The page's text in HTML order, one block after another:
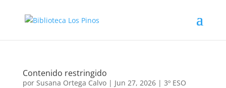
Contenido restringido
por Susana Ortega Calvo| Jun 27, 2026| 3º ESO